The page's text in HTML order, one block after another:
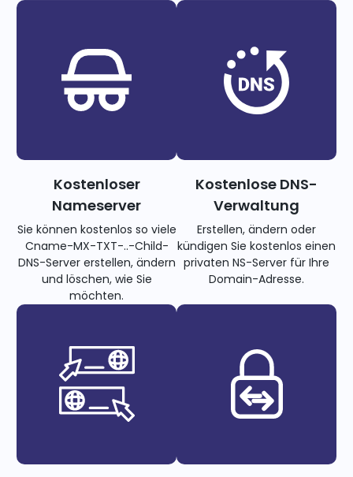
Kostenloser
Nameserver
Sie können kostenlos so viele
Cname-MX-TXT-..-Child-
DNS-Server erstellen, ändern
und löschen, wie Sie
möchten.
Kostenlose DNS-
Verwaltung
Erstellen, ändern oder
kündigen Sie kostenlos einen
privaten NS-Server für Ihre
Domain-Adresse.